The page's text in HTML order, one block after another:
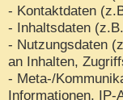
- Kontaktdaten
- Inhaltsdaten
- Nutzungsdaten
an Inhalten,
- Meta-/
Informationen, IP-